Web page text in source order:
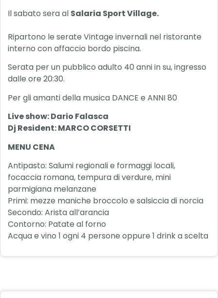
Il sabato sera al Salaria Sport Village.
Ripartono le serate Vintage invernali nel ristorante
interno con affaccio bordo piscina.
Serata per un pubblico adulto 40 anni in su, ingresso
dalle ore 20:30.
Per gli amanti della musica DANCE e ANNI 80
Live show: Dario Falasca
Dj Resident: MARCO CORSETTI
MENU CENA
Antipasto: Salumi regionali e formaggi locali,
focaccia romana, tempura di verdure, mini
parmigiana melanzane
Primi: mezze maniche broccolo e salsiccia di norcia
Secondo: Arista all’arancia
Contorno: Patate al forno
Acqua e vino 1 ogni 4 persone oppure 1 drink a scelta